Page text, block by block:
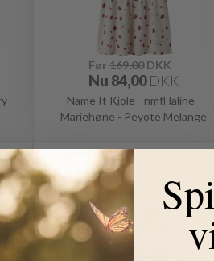
Før169,00DKK
Nu 84,00 DKK
Name It Kjole - nmfHaline -
Mariehøne - Peyote Melange
-9%